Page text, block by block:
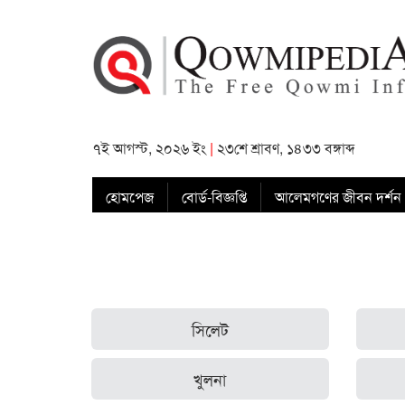
৭ই আগস্ট, ২০২৬ ইং | ২৩শে শ্রাবণ, ১৪৩৩ বঙ্গাব্দ
হোমপেজ বোর্ড-বিজ্ঞপ্তি আলেমগণের জীবন দর্শন
সিলেট
খুলনা